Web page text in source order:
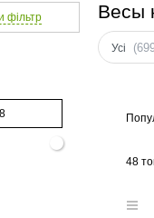
фільтр Весы
Усі
48